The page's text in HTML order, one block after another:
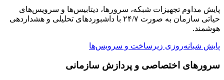
پایش مداوم تجهیزات شبکه، سرورها، دیتابیس‌ها و سرویس‌های
حیاتی سازمان به صورت ۲۴/۷ با داشبوردهای تحلیلی و هشداردهی
هوشمند.
پایش شبانه‌روزی زیرساخت و سرویس‌ها
سرورهای اختصاصی و پردازش سازمانی